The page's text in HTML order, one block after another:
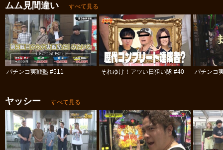
ムム見間違い すべて見る
パチンコ実戦塾 #511 それゆけ！アツい日狙い隊 #40 パチンコ
ヤッシー すべて見る